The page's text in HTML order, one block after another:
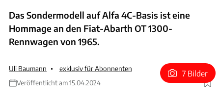
Das Sondermodell auf Alfa 4C-Basis ist eine
Hommage an den Fiat-Abarth OT 1300-
Rennwagen von 1965.
Uli Baumann
exklusiv für Abonnenten
Veröffentlicht am 15.04.2024
Foto: Abarth
7 Bilder